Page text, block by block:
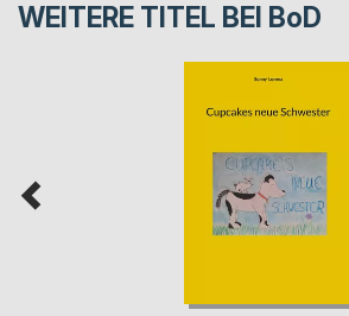
WEITERE TITEL BEI BoD